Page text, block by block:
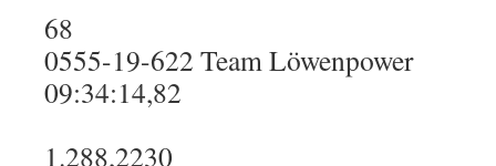
68
0555-19-622 Team Löwenpower
09:34:14,82
1.288,2230